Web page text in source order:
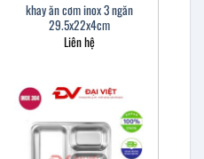
khay ăn cơm inox 3 ngăn
29.5x22x4cm
Liên hệ